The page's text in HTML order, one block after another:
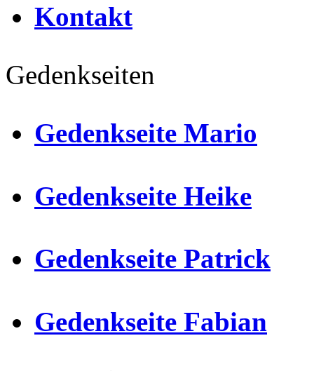
Kontakt
Gedenkseiten
Gedenkseite Mario
Gedenkseite Heike
Gedenkseite Patrick
Gedenkseite Fabian